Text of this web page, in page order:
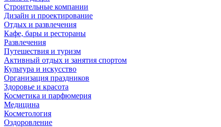
Строительные компании
Дизайн и проектирование
Отдых и развлечения
Кафе, бары и рестораны
Развлечения
Путешествия и туризм
Активный отдых и занятия спортом
Культура и искусство
Организация праздников
Здоровье и красота
Косметика и парфюмерия
Медицина
Косметология
Оздоровление